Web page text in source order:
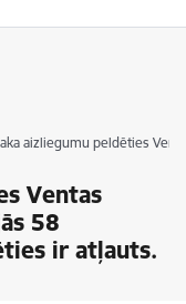
aizliegumu peldēties
Ventas
58
ir atļauts.